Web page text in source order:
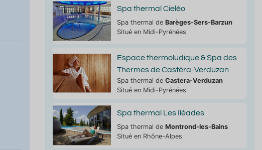
Spa thermal Cieléo
Spa thermal de Barèges-Sers-Barzun
Situé en Midi-Pyrénées
Espace thermoludique & Spa des
Thermes de Castéra-Verduzan
Spa thermal de Castera-Verduzan
Situé en Midi-Pyrénées
Spa thermal Les Iléades
Spa thermal de Montrond-les-Bains
Situé en Rhône-Alpes